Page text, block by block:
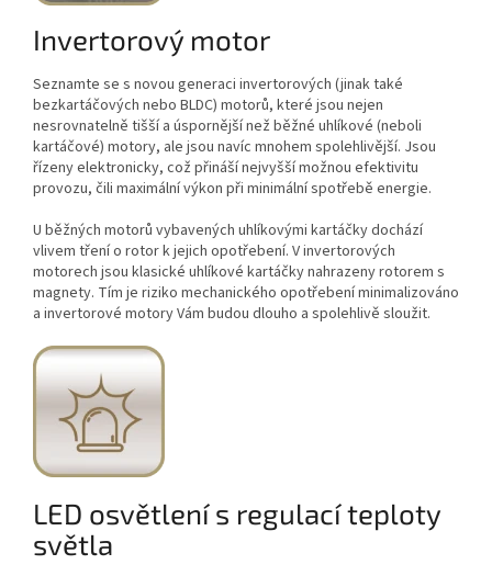
Invertorový motor
Seznamte se s novou generaci invertorových (jinak také
bezkartáčových nebo BLDC) motorů, které jsou nejen
nesrovnatelně tišší a úspornější než běžné uhlíkové (neboli
kartáčové) motory, ale jsou navíc mnohem spolehlivější. Jsou
řízeny elektronicky, což přináší nejvyšší možnou efektivitu
provozu, čili maximální výkon při minimální spotřebě energie.
U běžných motorů vybavených uhlíkovými kartáčky dochází
vlivem tření o rotor k jejich opotřebení. V invertorových
motorech jsou klasické uhlíkové kartáčky nahrazeny rotorem s
magnety. Tím je riziko mechanického opotřebení minimalizováno
a invertorové motory Vám budou dlouho a spolehlivě sloužit.
LED osvětlení s regulací teploty
světla